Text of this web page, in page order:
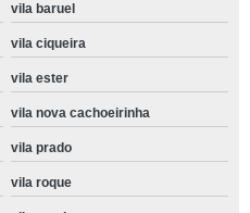
vila baruel
vila ciqueira
vila ester
vila nova cachoeirinha
vila prado
vila roque